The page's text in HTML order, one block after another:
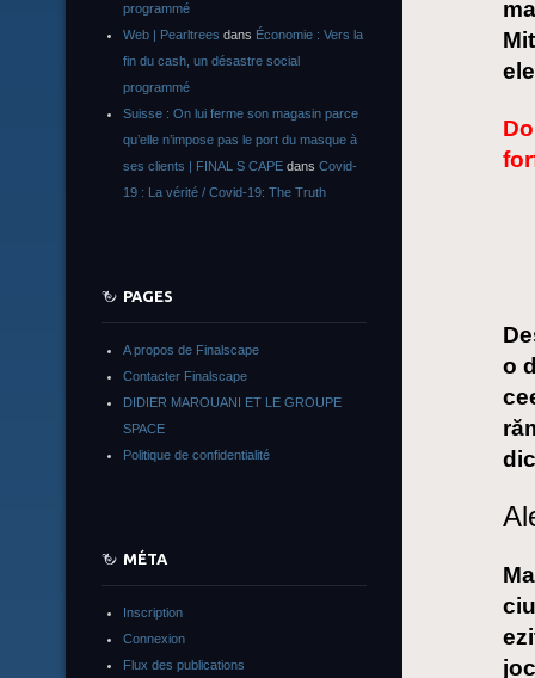
o
programmé
Web | Pearltrees dans Économie : Vers la
fin du cash, un désastre social
programmé
Suisse : On lui ferme son magasin parce
qu’elle n’impose pas le port du masque à
ses clients | FINAL S CAPE dans Covid-
19 : La vérité / Covid-19: The Truth
PAGES
A propos de Finalscape
Contacter Finalscape
DIDIER MAROUANI ET LE GROUPE
SPACE
Politique de confidentialité
MÉTA
Inscription
Connexion
Flux des publications